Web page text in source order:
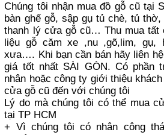
Chúng tôi nhận mua đồ gỗ cũ tại
bàn ghế gỗ, sập gụ tủ chè, tủ
thanh lý cửa gỗ cũ… Thu mua tất
liệu gỗ căm xe ,nu ,gõ,lim, gụ,
xưa…. Khi bạn cần bán hãy liên
giá tốt nhất SÀI GÒN. Có phần
nhân hoặc công ty giới thiệu
cửa gỗ cũ đến với chúng tôi
Lý do mà chúng tôi có thể mua
tại TP HCM
+ Vì chúng tôi có nhân công